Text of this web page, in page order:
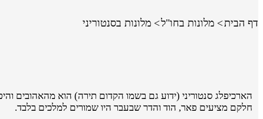
דף הבית מלונות בחו"ל מלונות בסנטוריני
הארכיפלג סנטוריני (ידוע גם בשמו הקדום תירה) הוא מהאהובים
חלקם מציעים פאר, הוד והדר שבעבר היו שמורים למלכים בלבד.